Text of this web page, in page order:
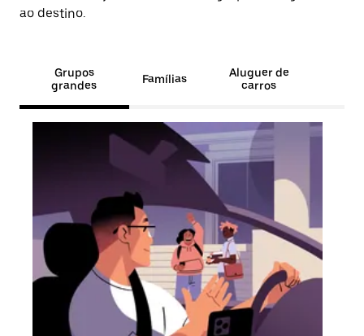
ao destino.
Grupos
grandes
Famílias
Aluguer de
carros